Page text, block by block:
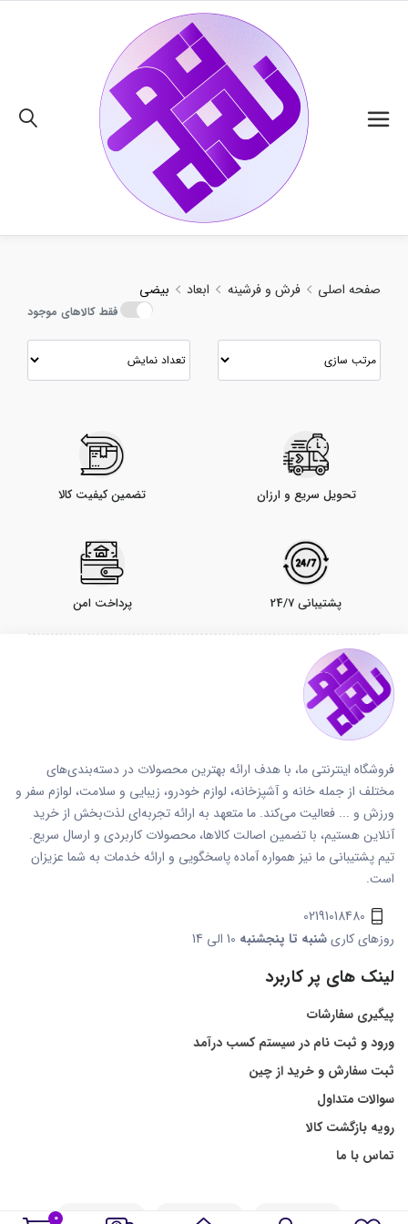
0
صفحه اصلی فرش و فرشینه ابعاد بیضی
فقط کالاهای موجود
تحویل سریع و ارزان تضمین کیفیت کالا
پشتیبانی 24/7 پرداخت امن
فروشگاه اینترنتی ما، با هدف ارائه بهترین محصولات در دسته‌بندی‌های
مختلف از جمله خانه و آشپزخانه، لوازم خودرو، زیبایی و سلامت، لوازم سفر و
ورزش و ... فعالیت می‌کند. ما متعهد به ارائه تجربه‌ای لذت‌بخش از خرید
آنلاین هستیم، با تضمین اصالت کالاها، محصولات کاربردی و ارسال سریع.
تیم پشتیبانی ما نیز همواره آماده پاسخگویی و ارائه خدمات به شما عزیزان
است.
02191018480
روزهای کاریشنبه تا پنجشنبه
لینک های پر کاربرد
پیگیری سفارشات
ورود و ثبت نام در سیستم کسب درآمد
ثبت سفارش و خرید از چین
سوالات متداول
رویه بازگشت کالا
تماس با ما